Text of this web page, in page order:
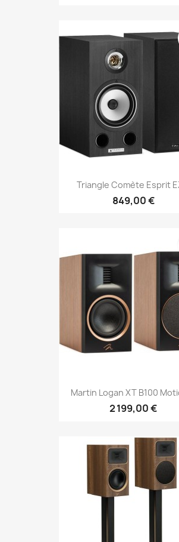
Triangle Comète Esprit
849,00 €
Martin Logan XT B100
2 199,00 €